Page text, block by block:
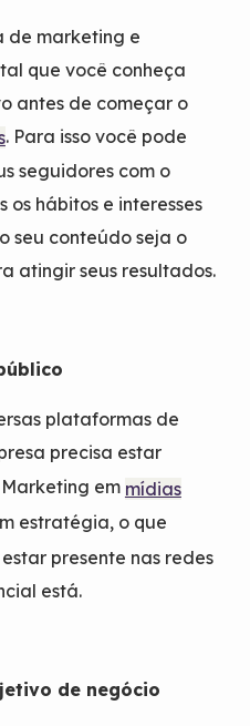
de marketing e
que você conheça
antes de começar o
. Para isso você pode
seguidores com o
hábitos e interesses
seu conteúdo seja o
atingir seus resultados.
plataformas de
precisa estar
em mídias
estratégia, o que
presente nas redes
está.
de negócio